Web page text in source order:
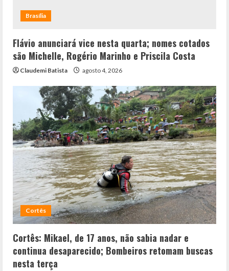
Brasília
Flávio anunciará vice nesta quarta; nomes cotados
são Michelle, Rogério Marinho e Priscila Costa
Claudemi Batista agosto 4, 2026
Cortês
Cortês: Mikael, de 17 anos, não sabia nadar e
continua desaparecido; Bombeiros retomam buscas
nesta terça